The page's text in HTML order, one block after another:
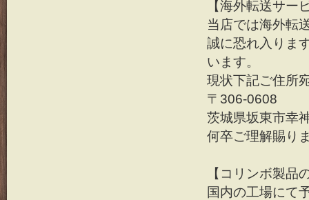
【海外転送サー
当店では海外転
誠に恐れ入りま
います。
現状下記ご住所
〒306-0608
茨城県坂東市幸
何卒ご理解賜り
【コリンボ製品
国内の工場にて